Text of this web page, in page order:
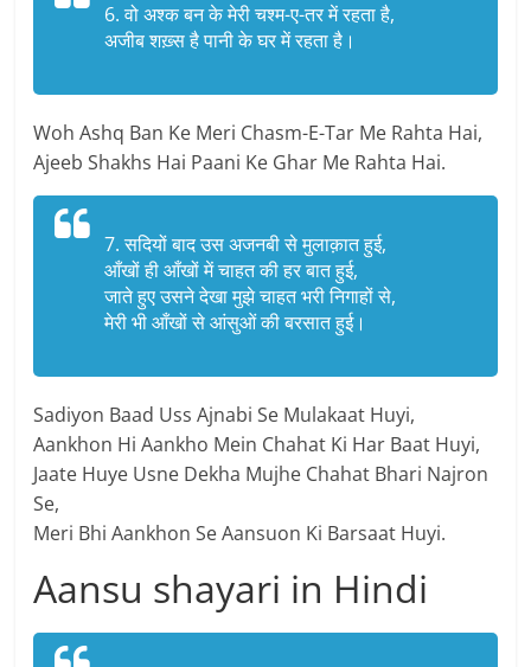
6. वो अश्क बन के मेरी चश्म-ए-तर में रहता है,
अजीब शख़्स है पानी के घर में रहता है।
Woh Ashq Ban Ke Meri Chasm-E-Tar Me Rahta Hai,
Ajeeb Shakhs Hai Paani Ke Ghar Me Rahta Hai.
7. सदियों बाद उस अजनबी से मुलाक़ात हुई,
आँखों ही आँखों में चाहत की हर बात हुई,
जाते हुए उसने देखा मुझे चाहत भरी निगाहों से,
मेरी भी आँखों से आंसुओं की बरसात हुई।
Sadiyon Baad Uss Ajnabi Se Mulakaat Huyi,
Aankhon Hi Aankho Mein Chahat Ki Har Baat Huyi,
Jaate Huye Usne Dekha Mujhe Chahat Bhari Najron
Se,
Meri Bhi Aankhon Se Aansuon Ki Barsaat Huyi.
Aansu shayari in Hindi